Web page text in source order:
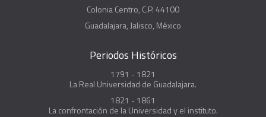
Colonia Centro, C.P. 44100
Guadalajara, Jalisco, México
Periodos Históricos
1791 - 1821
La Real Universidad de Guadalajara.
1821 - 1861
La confrontación de la Universidad y el instituto.